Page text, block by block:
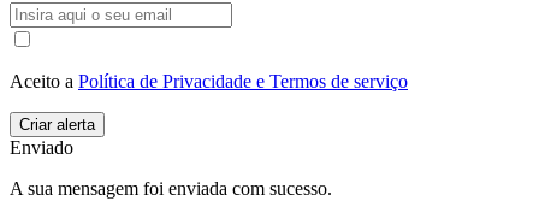
Aceito a Política de Privacidade e Termos de serviço
Enviado
A sua mensagem foi enviada com sucesso.